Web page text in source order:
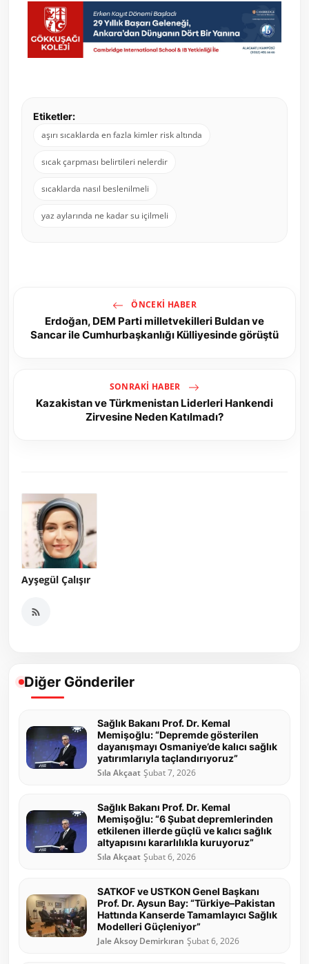
Etiketler:
aşırı sıcaklarda en fazla kimler risk altında
sıcak çarpması belirtileri nelerdir
sıcaklarda nasıl beslenilmeli
yaz aylarında ne kadar su içilmeli
ÖNCEKI HABER
Erdoğan, DEM Parti milletvekilleri Buldan ve
Sancar ile Cumhurbaşkanlığı Külliyesinde görüştü
SONRAKI HABER
Kazakistan ve Türkmenistan Liderleri Hankendi
Zirvesine Neden Katılmadı?
Ayşegül Çalışır
Diğer Gönderiler
Sağlık Bakanı Prof. Dr. Kemal
Memişoğlu: “Depremde gösterilen
dayanışmayı Osmaniye’de kalıcı sağlık
yatırımlarıyla taçlandırıyoruz”
Sıla Akçaat Şubat 7, 2026
Sağlık Bakanı Prof. Dr. Kemal
Memişoğlu: “6 Şubat depremlerinden
etkilenen illerde güçlü ve kalıcı sağlık
altyapısını kararlılıkla kuruyoruz”
Sıla Akçaat Şubat 6, 2026
SATKOF ve USTKON Genel Başkanı
Prof. Dr. Aysun Bay: “Türkiye–Pakistan
Hattında Kanserde Tamamlayıcı Sağlık
Modelleri Güçleniyor”
Jale Aksoy Demirkıran Şubat 6, 2026